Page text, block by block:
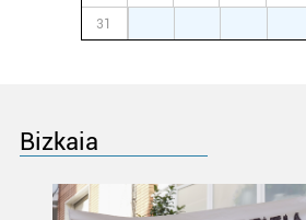
31
Bizkaia